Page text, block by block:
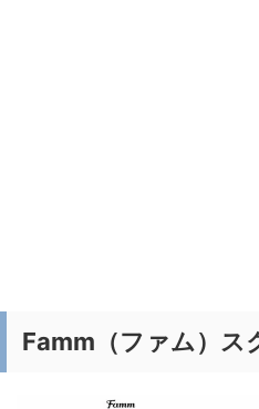
Famm（ファム）ス